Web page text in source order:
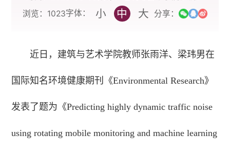
浏览： 1023字体： 小 中 大 分享：
近日，建筑与艺术学院教师张雨洋、梁玮男在
国际知名环境健康期刊《Environmental Research》
发表了题为《Predicting highly dynamic traffic noise
using rotating mobile monitoring and machine learning